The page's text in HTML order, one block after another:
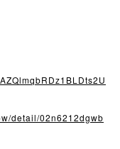
detail/02n6212dgwb